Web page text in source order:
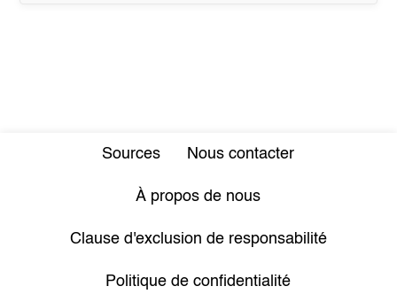
Sources Nous contacter
À propos de nous
Clause d'exclusion de responsabilité
Politique de confidentialité